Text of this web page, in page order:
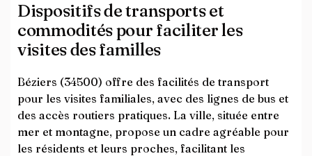
Dispositifs de transports et
commodités pour faciliter les
visites des familles
Béziers (34500) offre des facilités de transport
pour les visites familiales, avec des lignes de bus et
des accès routiers pratiques. La ville, située entre
mer et montagne, propose un cadre agréable pour
les résidents et leurs proches, facilitant les